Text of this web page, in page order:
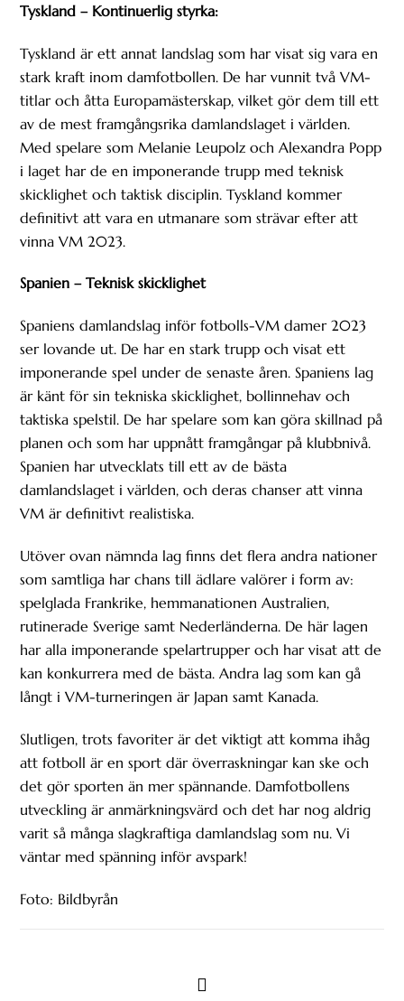
Tyskland – Kontinuerlig styrka:
Tyskland är ett annat landslag som har visat sig vara en
stark kraft inom damfotbollen. De har vunnit två VM-
titlar och åtta Europamästerskap, vilket gör dem till ett
av de mest framgångsrika damlandslaget i världen.
Med spelare som Melanie Leupolz och Alexandra Popp
i laget har de en imponerande trupp med teknisk
skicklighet och taktisk disciplin. Tyskland kommer
definitivt att vara en utmanare som strävar efter att
vinna VM 2023.
Spanien – Teknisk skicklighet
Spaniens damlandslag inför fotbolls-VM damer 2023
ser lovande ut. De har en stark trupp och visat ett
imponerande spel under de senaste åren. Spaniens lag
är känt för sin tekniska skicklighet, bollinnehav och
taktiska spelstil. De har spelare som kan göra skillnad på
planen och som har uppnått framgångar på klubbnivå.
Spanien har utvecklats till ett av de bästa
damlandslaget i världen, och deras chanser att vinna
VM är definitivt realistiska.
Utöver ovan nämnda lag finns det flera andra nationer
som samtliga har chans till ädlare valörer i form av:
spelglada Frankrike, hemmanationen Australien,
rutinerade Sverige samt Nederländerna. De här lagen
har alla imponerande spelartrupper och har visat att de
kan konkurrera med de bästa. Andra lag som kan gå
långt i VM-turneringen är Japan samt Kanada.
Slutligen, trots favoriter är det viktigt att komma ihåg
att fotboll är en sport där överraskningar kan ske och
det gör sporten än mer spännande. Damfotbollens
utveckling är anmärkningsvärd och det har nog aldrig
varit så många slagkraftiga damlandslag som nu. Vi
väntar med spänning inför avspark!
Foto: Bildbyrån